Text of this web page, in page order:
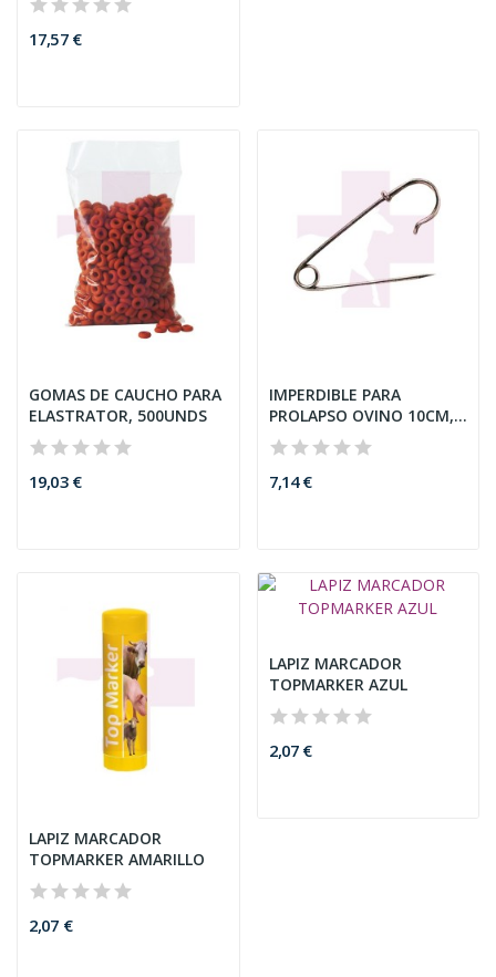
17,57 €
GOMAS DE CAUCHO PARA
ELASTRATOR, 500UNDS
19,03 €
IMPERDIBLE PARA
PROLAPSO OVINO 10CM,
5UNDS
7,14 €
LAPIZ MARCADOR
TOPMARKER AMARILLO
2,07 €
LAPIZ MARCADOR
TOPMARKER AZUL
2,07 €